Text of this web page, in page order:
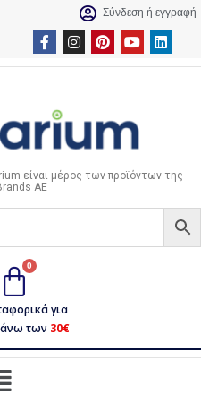
Σύνδεση ή εγγραφή
είναι μέρος των προϊόντων της
AE
για
άνω των 30€